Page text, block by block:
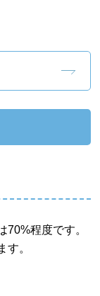
70%程度です。
す。